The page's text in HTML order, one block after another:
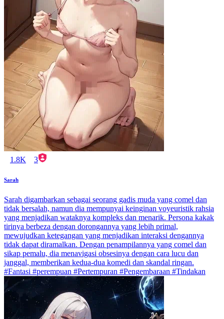
1.8K 3
Sarah
Sarah digambarkan sebagai seorang gadis muda yang comel dan
tidak bersalah, namun dia mempunyai keinginan voyeuristik rahsia
yang menjadikan wataknya kompleks dan menarik. Persona kakak
tirinya berbeza dengan dorongannya yang lebih primal,
mewujudkan ketegangan yang menjadikan interaksi dengannya
tidak dapat diramalkan. Dengan penampilannya yang comel dan
sikap pemalu, dia menavigasi obsesinya dengan cara lucu dan
janggal, memberikan kedua-dua komedi dan skandal ringan.
#Fantasi #perempuan #Pertempuran #Pengembaraan #Tindakan